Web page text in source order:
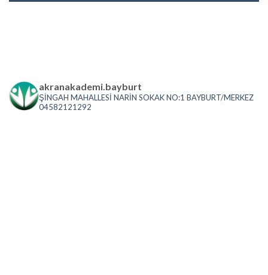
akranakademi.bayburt
ŞİNGAH MAHALLESİ NARİN SOKAK NO:1 BAYBURT/MERKEZ
04582121292